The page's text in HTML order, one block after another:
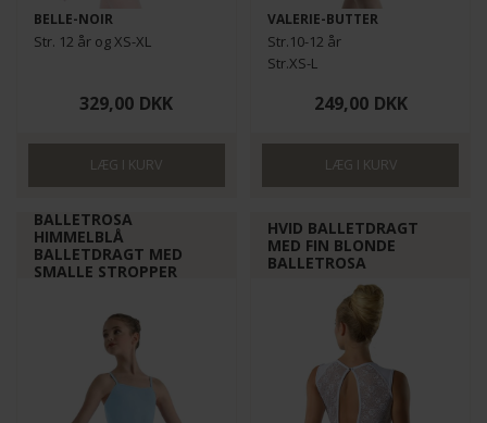
BELLE-NOIR
Str. 12 år og XS-XL
329,00 DKK
VALERIE-BUTTER
Str.10-12 år
Str.XS-L
249,00 DKK
BALLETROSA
HIMMELBLÅ
BALLETDRAGT MED
SMALLE STROPPER
HVID BALLETDRAGT
MED FIN BLONDE
BALLETROSA